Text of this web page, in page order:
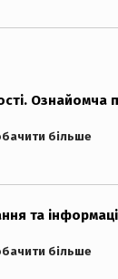
Ознайомча
більше
та
більше